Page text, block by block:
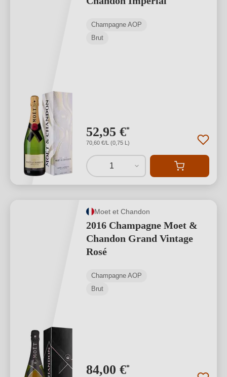
Champagne AOP
Brut
52,95 €*
70,60 €/L (0,75 L)
1
Moet et Chandon
2016 Champagne Moet &
Chandon Grand Vintage
Rosé
Champagne AOP
Brut
84,00 €*